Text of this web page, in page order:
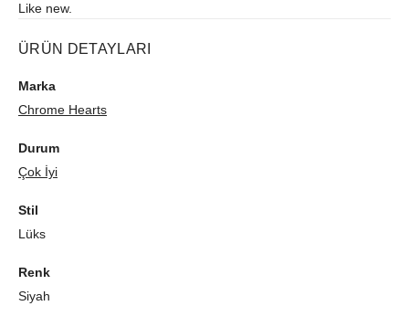
Like new.
ÜRÜN DETAYLARI
Marka
Chrome Hearts
Durum
Çok İyi
Stil
Lüks
Renk
Siyah